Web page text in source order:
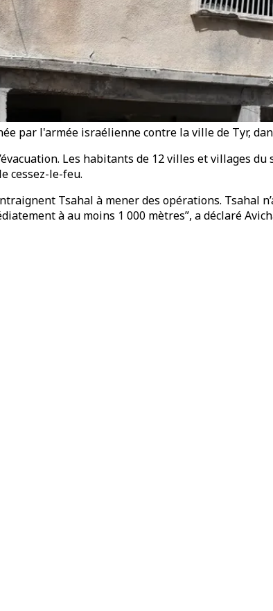
par l'armée israélienne contre la ville de Tyr,
Les habitants de 12 villes et villages
cessez-le-feu.
Tsahal à mener des opérations. Tsahal
à au moins 1 000 mètres”, a déclaré